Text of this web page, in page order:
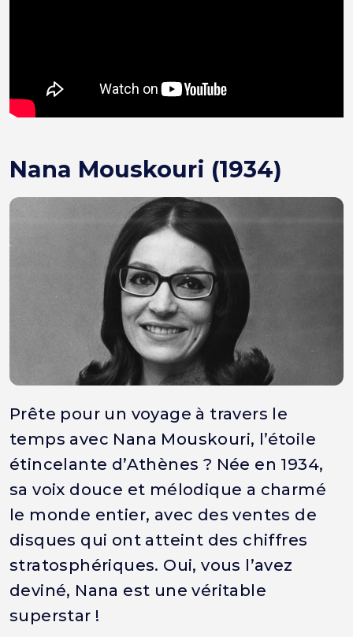
Nana Mouskouri (1934)
Prête pour un voyage à travers le
temps avec Nana Mouskouri, l’étoile
étincelante d’Athènes ? Née en 1934,
sa voix douce et mélodique a charmé
le monde entier, avec des ventes de
disques qui ont atteint des chiffres
stratosphériques. Oui, vous l’avez
deviné, Nana est une véritable
superstar !